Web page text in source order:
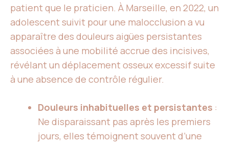
patient que le praticien. À Marseille, en 2022, un
adolescent suivit pour une malocclusion a vu
apparaître des douleurs aigües persistantes
associées à une mobilité accrue des incisives,
révélant un déplacement osseux excessif suite
à une absence de contrôle régulier.
Douleurs inhabituelles et persistantes :
Ne disparaissant pas après les premiers
jours, elles témoignent souvent d’une